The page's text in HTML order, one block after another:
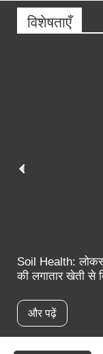
विशेषताएँ
Soil Health:
की लगातार खेती से
और पढ़ें